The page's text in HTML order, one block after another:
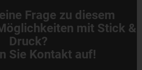
Frage zu diesem
mit Stick &
Druck?
Sie Kontakt auf!